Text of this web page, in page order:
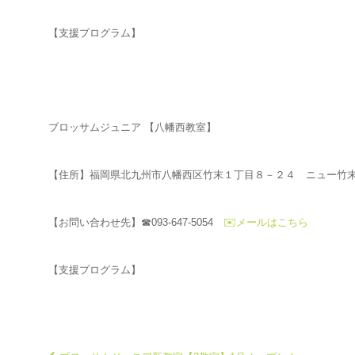
【支援プログラム】
ブロッサムジュニア 【八幡西教室】
【住所】福岡県北九州市八幡西区竹末１丁目８－２４ ニュー竹
【お問い合わせ先】☎093-647-5054 ✉️メールはこちら
【支援プログラム】